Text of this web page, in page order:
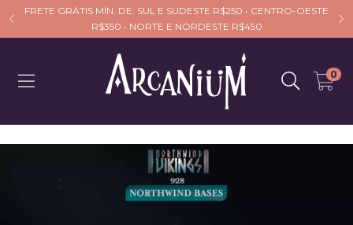
FRETE GRÁTIS MÍN. DE: SUL E SUDESTE R$250 • CENTRO-OESTE
R$350 • NORTE E NORDESTE R$450
0